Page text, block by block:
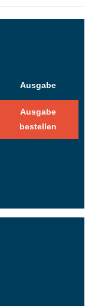
Ausgabe
Ausgabe
bestellen